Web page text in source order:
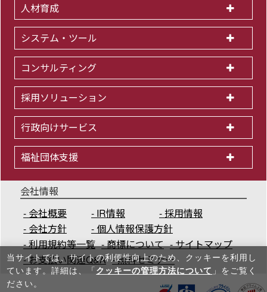
人材育成
システム・ツール
コンサルティング
採用ソリューション
行政向けサービス
福祉団体支援
会社情報
会社概要
IR情報
採用情報
会社方針
個人情報保護方針
利用規約等一覧
商標について
サイトマップ
お支払い関連Q&A
無料セミナー
当サイトでは、サイトの利便性向上のため、クッキーを利⽤し
ています。詳細は、「 クッキーの管理方法について 」をご覧く
ださい。